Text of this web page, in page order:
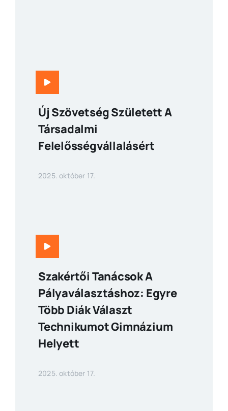
Új Szövetség Született A
Társadalmi
Felelősségvállalásért
2025. október 17.
Szakértői Tanácsok A
Pályaválasztáshoz: Egyre
Több Diák Választ
Technikumot Gimnázium
Helyett
2025. október 17.